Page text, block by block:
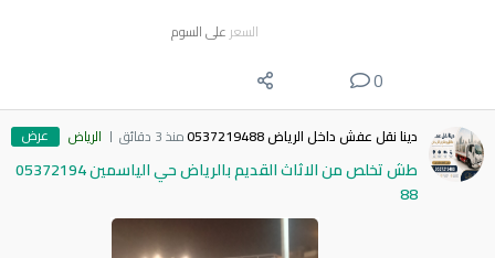
السعر على السوم
0
دينا نقل عفش داخل الرياض 0537219488 منذ 3 دقائق الرياض عرض
طش تخلص من الاثاث القديم بالرياض حي الياسمين 05372194
88